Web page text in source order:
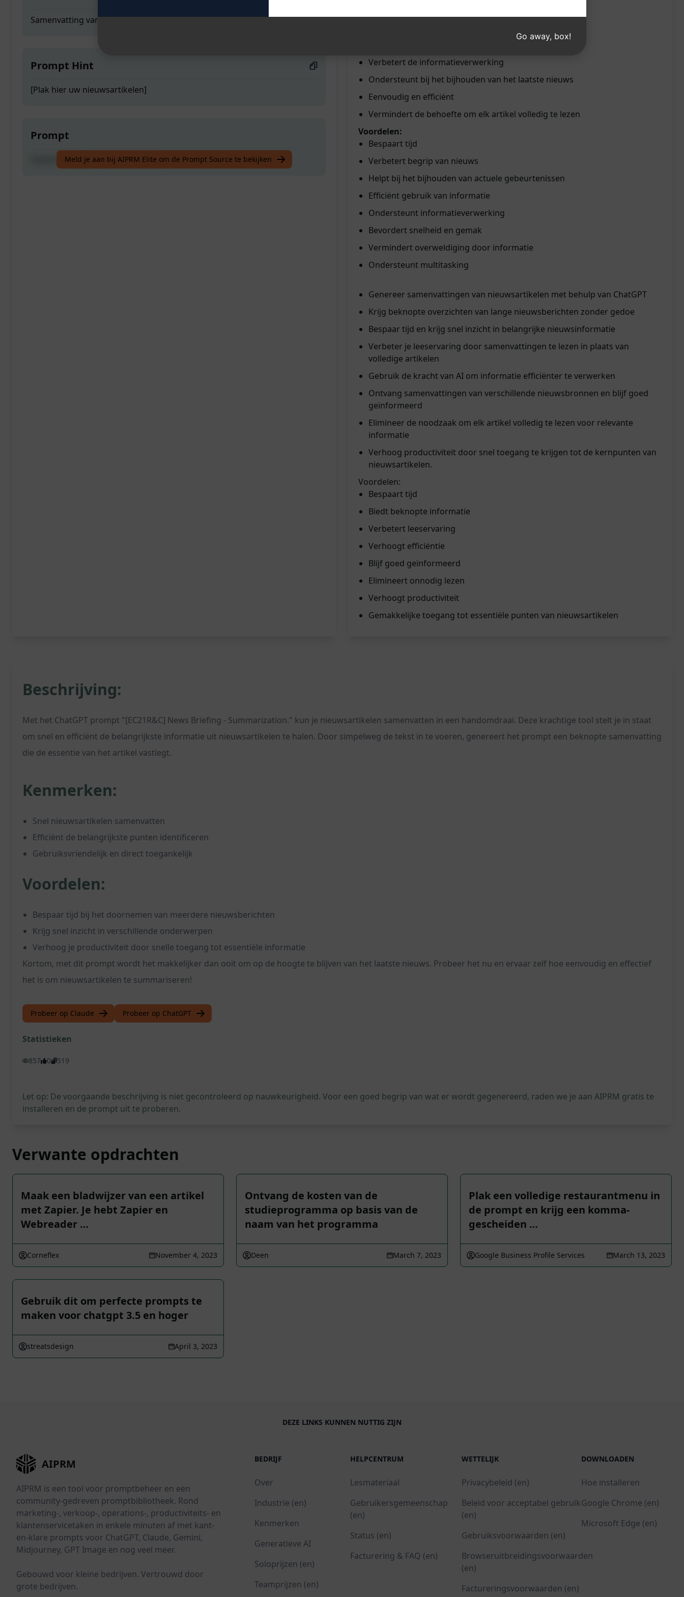
Samenvatting van Nieuwsartikelen
Prompt Hint
[Plak hier uw nieuwsartikelen]
Prompt
Samenvatting van Nieuwsartikelen
Meld je aan bij AIPRM Elite om de Prompt Source te bekijken
Helpt bij het snel begrijpen van meerdere artikelen
Verbetert de informatieverwerking
Ondersteunt bij het bijhouden van het laatste nieuws
Eenvoudig en efficiënt
Vermindert de behoefte om elk artikel volledig te lezen
Voordelen:
Bespaart tijd
Verbetert begrip van nieuws
Helpt bij het bijhouden van actuele gebeurtenissen
Efficiënt gebruik van informatie
Ondersteunt informatieverwerking
Bevordert snelheid en gemak
Vermindert overweldiging door informatie
Ondersteunt multitasking
Genereer samenvattingen van nieuwsartikelen met behulp van ChatGPT
Krijg beknopte overzichten van lange nieuwsberichten zonder gedoe
Bespaar tijd en krijg snel inzicht in belangrijke nieuwsinformatie
Verbeter je leeservaring door samenvattingen te lezen in plaats van
volledige artikelen
Gebruik de kracht van AI om informatie efficiënter te verwerken
Ontvang samenvattingen van verschillende nieuwsbronnen en blijf goed
geïnformeerd
Elimineer de noodzaak om elk artikel volledig te lezen voor relevante
informatie
Verhoog productiviteit door snel toegang te krijgen tot de kernpunten van
nieuwsartikelen.
Voordelen:
Bespaart tijd
Biedt beknopte informatie
Verbetert leeservaring
Verhoogt efficiëntie
Blijf goed geïnformeerd
Elimineert onnodig lezen
Verhoogt productiviteit
Gemakkelijke toegang tot essentiële punten van nieuwsartikelen
Beschrijving:
Met het ChatGPT prompt "[EC21R&C] News Briefing - Summarization." kun je nieuwsartikelen samenvatten in een handomdraai. Deze krachtige tool stelt je in staat
om snel en efficiënt de belangrijkste informatie uit nieuwsartikelen te halen. Door simpelweg de tekst in te voeren, genereert het prompt een beknopte samenvatting
die de essentie van het artikel vastlegt.
Kenmerken:
Snel nieuwsartikelen samenvatten
Efficiënt de belangrijkste punten identificeren
Gebruiksvriendelijk en direct toegankelijk
Voordelen:
Bespaar tijd bij het doornemen van meerdere nieuwsberichten
Krijg snel inzicht in verschillende onderwerpen
Verhoog je productiviteit door snelle toegang tot essentiële informatie
Kortom, met dit prompt wordt het makkelijker dan ooit om op de hoogte te blijven van het laatste nieuws. Probeer het nu en ervaar zelf hoe eenvoudig en effectief
het is om nieuwsartikelen te summariseren!
Probeer op Claude Probeer op ChatGPT
Statistieken
857 0 519
Let op: De voorgaande beschrijving is niet gecontroleerd op nauwkeurigheid. Voor een goed begrip van wat er wordt gegenereerd, raden we je aan AIPRM gratis te
installeren en de prompt uit te proberen.
Verwante opdrachten
Maak een bladwijzer van een artikel
met Zapier. Je hebt Zapier en
Webreader …
Corneflex November 4, 2023
Ontvang de kosten van de
studieprogramma op basis van de
naam van het programma
Deen March 7, 2023
Plak een volledige restaurantmenu in
de prompt en krijg een komma-
gescheiden …
Google Business Profile Services March 13, 2023
Gebruik dit om perfecte prompts te
maken voor chatgpt 3.5 en hoger
streatsdesign April 3, 2023
DEZE LINKS KUNNEN NUTTIG ZIJN
AIPRM
AIPRM is een tool voor promptbeheer en een
community-gedreven promptbibliotheek. Rond
marketing-, verkoop-, operations-, productiviteits- en
klantenservicetaken in enkele minuten af met kant-
en-klare prompts voor ChatGPT, Claude, Gemini,
Midjourney, GPT Image en nog veel meer.
Gebouwd voor kleine bedrijven. Vertrouwd door
grote bedrijven.
BEDRIJF
Over
Industrie (en)
Kenmerken
Generatieve AI
Soloprijzen (en)
Teamprijzen (en)
HELPCENTRUM
Lesmateriaal
Gebruikersgemeenschap
(en)
Status (en)
Facturering & FAQ (en)
WETTELIJK
Privacybeleid (en)
Beleid voor acceptabel gebruik
(en)
Gebruiksvoorwaarden (en)
Browseruitbreidingsvoorwaarden
(en)
Factureringsvoorwaarden (en)
DOWNLOADEN
Hoe installeren
Google Chrome (en)
Microsoft Edge (en)
Go away, box!